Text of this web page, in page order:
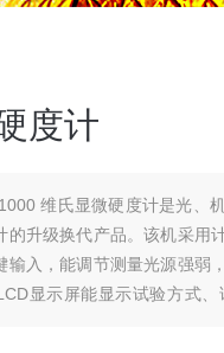
度计
维氏显微硬度计是光、
的升级换代产品。该机采用
输入，能调节测量光源强弱
显示屏能显示试验方式